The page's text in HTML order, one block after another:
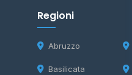
Regioni
Abruzzo
Basilicata